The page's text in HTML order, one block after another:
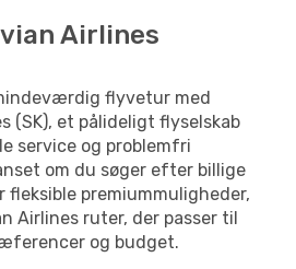
Airlines
flyvetur med
(SK), et pålideligt flyselskab
service og problemfri
om du søger efter billige
fleksible premiummuligheder,
Airlines ruter, der passer til
og budget.